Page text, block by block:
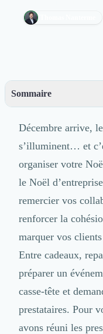
Découvrir
Connexion
Cabinet de Recrutement
Formation
Teambuilding
Marque Employeur
Gestion paie
Qualité de Vie au Travail
Portage Salarial
Marketplace de freelance
Coaching
Logiciel SIRH
Logiciel de Gestion des
Marketing Digital
Inbound Marketing
Sommaire
– Les agences événementielles :
– & conciergerie : déléguer
– Lieux, animations et team
– : anticiper l’après
Décembre arrive,
s’illuminent… et
organiser votre
le Noël
remercier vos
renforcer la
marquer vos clients
Entre cadeaux,
préparer un
casse-tête et
prestataires. Pour
avons réuni les